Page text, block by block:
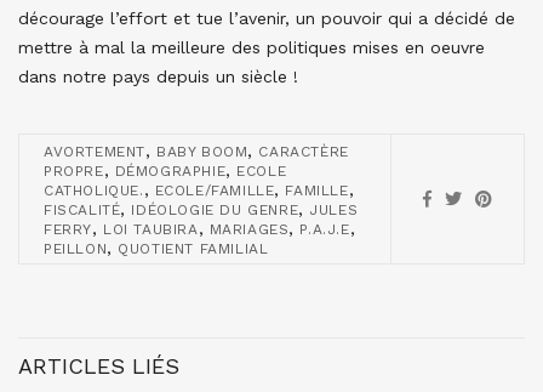
décourage l’effort et tue l’avenir, un pouvoir qui a décidé de
mettre à mal la meilleure des politiques mises en oeuvre
dans notre pays depuis un siècle !
AVORTEMENT, BABY BOOM, CARACTÈRE
PROPRE, DÉMOGRAPHIE, ECOLE
CATHOLIQUE. , ECOLE/FAMILLE, FAMILLE,
FISCALITÉ, IDÉOLOGIE DU GENRE, JULES
FERRY, LOI TAUBIRA, MARIAGES, P.A.J.E,
PEILLON, QUOTIENT FAMILIAL
ARTICLES LIÉS